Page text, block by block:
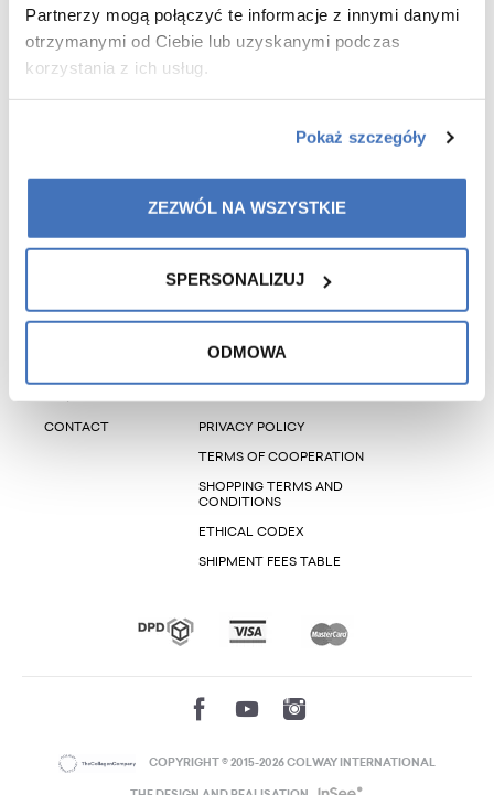
Partnerzy mogą połączyć te informacje z innymi danymi
otrzymanymi od Ciebie lub uzyskanymi podczas
korzystania z ich usług.
Pokaż szczegóły
ZEZWÓL NA WSZYSTKIE
SPERSONALIZUJ
ODMOWA
Statistical number (REGON): 360987881
HOME
CONTACT
ONLINE STORE
PRIVACY POLICY
TERMS OF COOPERATION
SHOPPING TERMS AND
CONDITIONS
ETHICAL CODEX
SHIPMENT FEES TABLE
COPYRIGHT © 2015-2026 COLWAY INTERNATIONAL